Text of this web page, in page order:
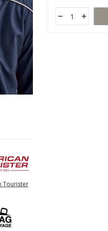
Tourister